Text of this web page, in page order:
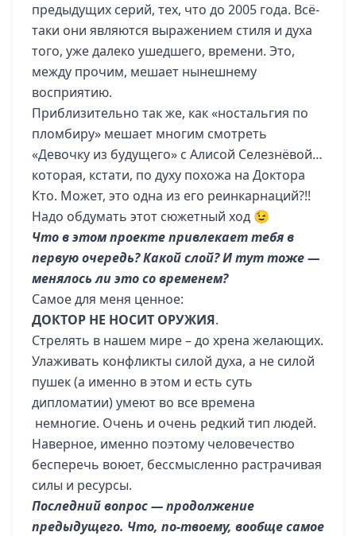
предыдущих серий, тех, что до 2005 года. Всё-
таки они являются выражением стиля и духа
того, уже далеко ушедшего, времени. Это,
между прочим, мешает нынешнему
восприятию.
Приблизительно так же, как «ностальгия по
пломбиру» мешает многим смотреть
«Девочку из будущего» с Алисой Селезнёвой…
которая, кстати, по духу похожа на Доктора
Кто. Может, это одна из его реинкарнаций?!!
Надо обдумать этот сюжетный ход 😉
Что в этом проекте привлекает тебя в
первую очередь? Какой слой? И тут тоже —
менялось ли это со временем?
Самое для меня ценное:
ДОКТОР НЕ НОСИТ ОРУЖИЯ.
Стрелять в нашем мире – до хрена желающих.
Улаживать конфликты силой духа, а не силой
пушек (а именно в этом и есть суть
дипломатии) умеют во все времена
немногие. Очень и очень редкий тип людей.
Наверное, именно поэтому человечество
бесперечь воюет, бессмысленно растрачивая
силы и ресурсы.
Последний вопрос — продолжение
предыдущего. Что, по-твоему, вообще самое